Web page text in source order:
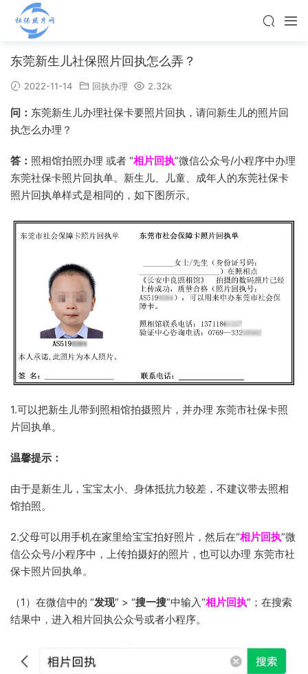
东莞新生儿社保照片回执怎么弄？
2022-11-14 回执办理 2.32k
问： 东莞新生儿办理社保卡要照片回执，请问新生儿的照片回
执怎么办理？
答： 照相馆拍照办理 或者 “相片回执”微信公众号/小程序中办理
东莞社保卡照片回执单。新生儿、儿童、成年人的东莞社保卡
照片回执单样式是相同的，如下图所示。
1.可以把新生儿带到照相馆拍摄照片，并办理 东莞市社保卡照
片回执单。
温馨提示：
由于是新生儿，宝宝太小、身体抵抗力较差，不建议带去照相
馆拍照。
2.父母可以用手机在家里给宝宝拍好照片，然后在“相片回执”微
信公众号/小程序中，上传拍摄好的照片，也可以办理 东莞市社
保卡照片回执单。
（1）在微信中的 “发现” > “搜一搜”中输入“相片回执”；在搜索
结果中，进入相片回执公众号或者小程序。